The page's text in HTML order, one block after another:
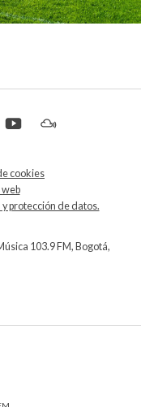
cookies
protección de datos.
103.9 FM, Bogotá,